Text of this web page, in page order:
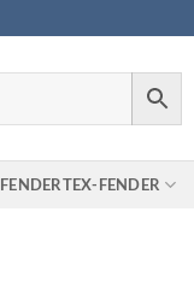
FENDERTEX-FENDER